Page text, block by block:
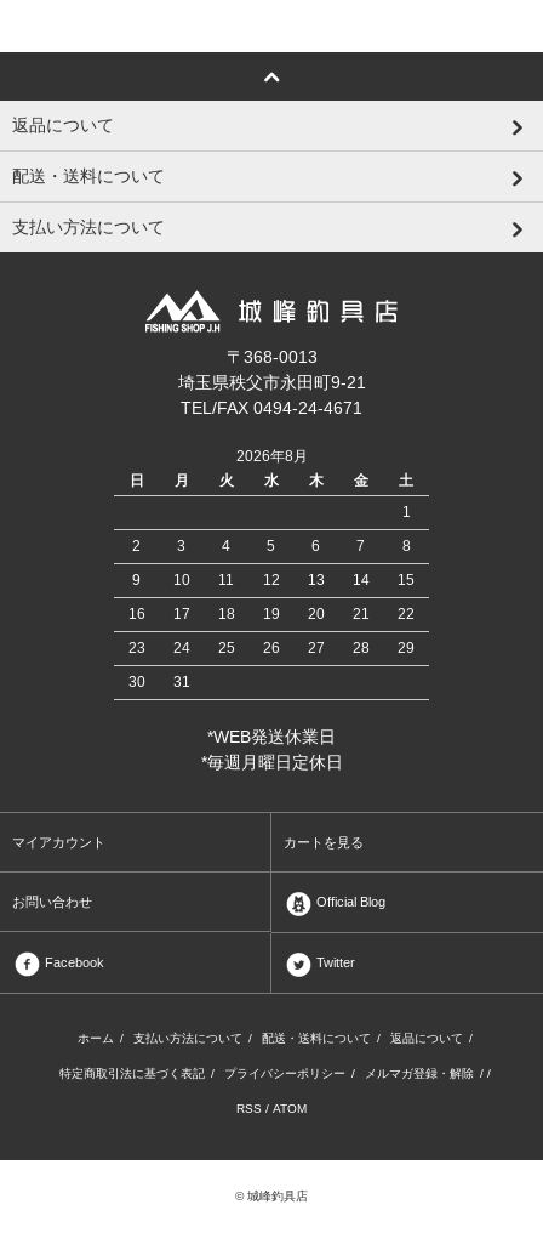
返品について
配送・送料について
支払い方法について
〒368-0013
埼玉県秩父市永田町9-21
TEL/FAX 0494-24-4671
2026年8月
日
月 火 水 木 金
土
1
2
3 4 5 6 7
8
9
10 11 12 13 14
15
16
17 18 19 20 21
22
23
24 25 26 27 28
29
30
31
*WEB発送休業日
*毎週月曜日定休日
マイアカウント カートを見る
お問い合わせ Official Blog
Facebook Twitter
ホーム / 支払い方法について / 配送・送料について / 返品について /
特定商取引法に基づく表記 / プライバシーポリシー / メルマガ登録・解除 / /
RSS / ATOM
© 城峰釣具店